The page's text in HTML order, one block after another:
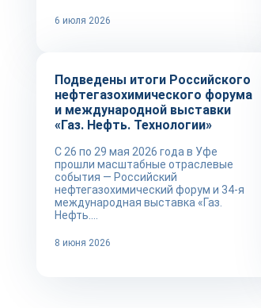
6 июля 2026
Новости
Подведены итоги Российского
нефтегазохимического форума
и международной выставки
«Газ. Нефть. Технологии»
С 26 по 29 мая 2026 года в Уфе
прошли масштабные отраслевые
события — Российский
нефтегазохимический форум и 34-я
международная выставка «Газ.
Нефть....
8 июня 2026